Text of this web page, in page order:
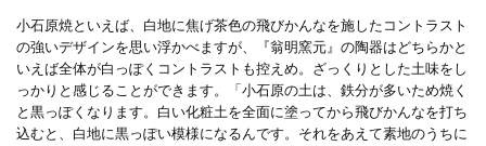
小石原焼といえば、白地に焦げ茶色の飛びかんなを施したコントラスト
の強いデザインを思い浮かべますが、『翁明窯元』の陶器はどちらかと
いえば全体が白っぽくコントラストも控えめ。ざっくりとした土味をし
っかりと感じることができます。「小石原の土は、鉄分が多いため焼く
と黒っぽくなります。白い化粧土を全面に塗ってから飛びかんなを打ち
込むと、白地に黒っぽい模様になるんです。それをあえて素地のうちに